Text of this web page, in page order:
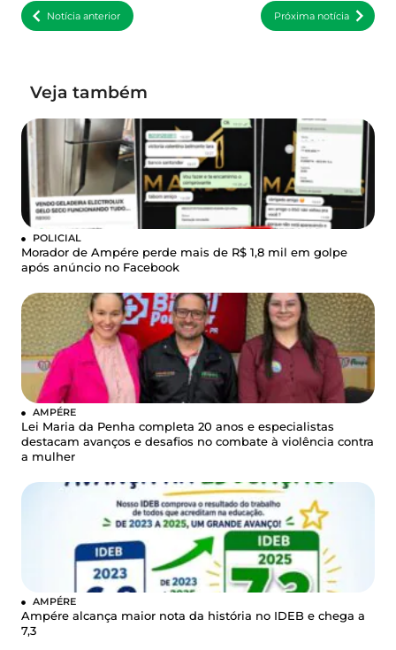
Notícia anterior Próxima notícia
Veja também
POLICIAL
Morador de Ampére perde mais de R$ 1,8 mil em golpe
após anúncio no Facebook
AMPÉRE
Lei Maria da Penha completa 20 anos e especialistas
destacam avanços e desafios no combate à violência contra
a mulher
AMPÉRE
Ampére alcança maior nota da história no IDEB e chega a
7,3